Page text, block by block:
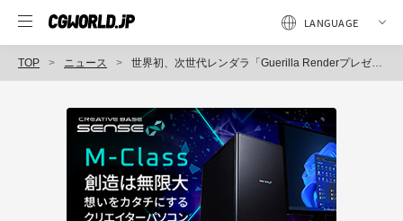
TOP ニュース 世界初、次世代レンダラ「Guerilla Renderプレゼンテーション」開催（Khepris Japan、エヌジーシー）